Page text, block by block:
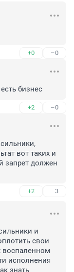
+0 –0
бизнес
+2 –0
вот таких и
запрет должен
+2 –3
и
свои
воспаленном
исполнения
знать